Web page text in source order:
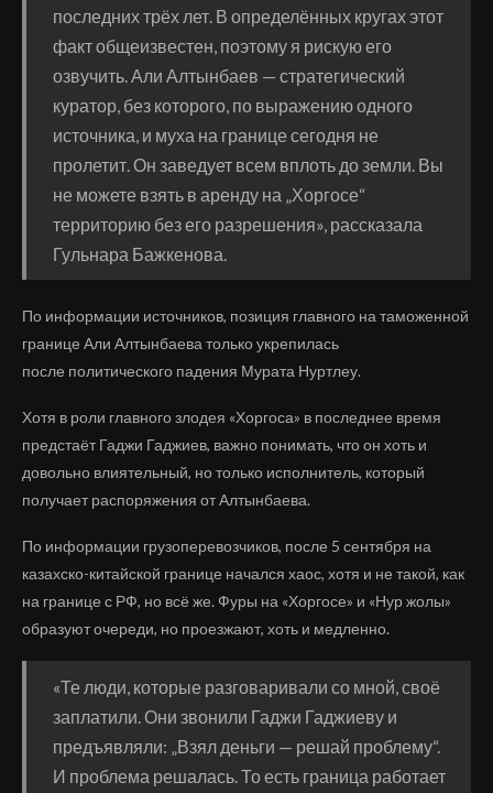
последних трёх лет. В определённых кругах этот
факт общеизвестен, поэтому я рискую его
озвучить. Али Алтынбаев — стратегический
куратор, без которого, по выражению одного
источника, и муха на границе сегодня не
пролетит. Он заведует всем вплоть до земли. Вы
не можете взять в аренду на „Хоргосе“
территорию без его разрешения», рассказала
Гульнара Бажкенова.
По информации источников, позиция главного на таможенной
границе Али Алтынбаева только укрепилась
после политического падения Мурата Нуртлеу.
Хотя в роли главного злодея «Хоргоса» в последнее время
предстаёт Гаджи Гаджиев, важно понимать, что он хоть и
довольно влиятельный, но только исполнитель, который
получает распоряжения от Алтынбаева.
По информации грузоперевозчиков, после 5 сентября на
казахско-китайской границе начался хаос, хотя и не такой, как
на границе с РФ, но всё же. Фуры на «Хоргосе» и «Нур жолы»
образуют очереди, но проезжают, хоть и медленно.
«Те люди, которые разговаривали со мной, своё
заплатили. Они звонили Гаджи Гаджиеву и
предъявляли: „Взял деньги — решай проблему“.
И проблема решалась. То есть граница работает